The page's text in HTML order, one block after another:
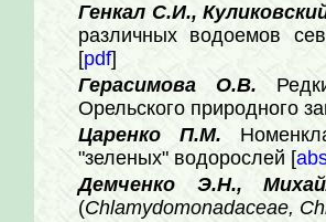
Генкал С.И.,
различных водоемов
[pdf]
Герасимова О.В.
Орельского природного
Царенко П.М.
"зеленых" водорослей [
Демченко Э.Н.,
(Chlamydomonadaceae,